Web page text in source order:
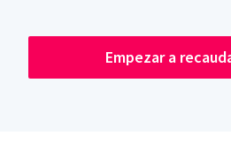
Empezar a